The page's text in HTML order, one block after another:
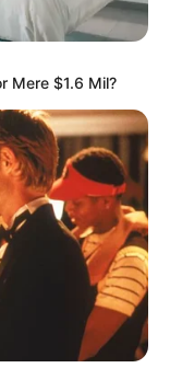
Mere $1.6 Mil?